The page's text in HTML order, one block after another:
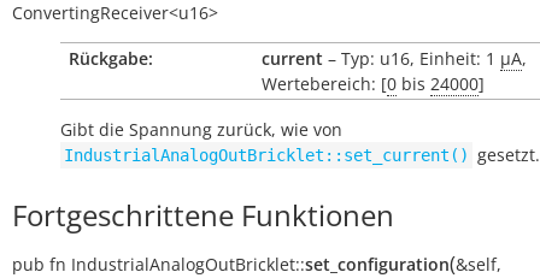
ConvertingReceiver<u16>
Rückgabe:
current – Typ: u16, Einheit: 1 µA,
Wertebereich: [0 bis 24000]
Gibt die Spannung zurück, wie von
IndustrialAnalogOutBricklet::set_current() gesetzt.
Fortgeschrittene Funktionen
pub fn IndustrialAnalogOutBricklet::set_configuration(&self,